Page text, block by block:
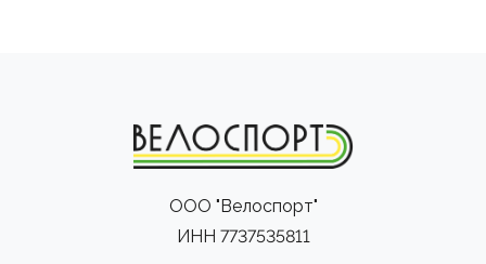
ООО "Велоспорт"
ИНН 7737535811